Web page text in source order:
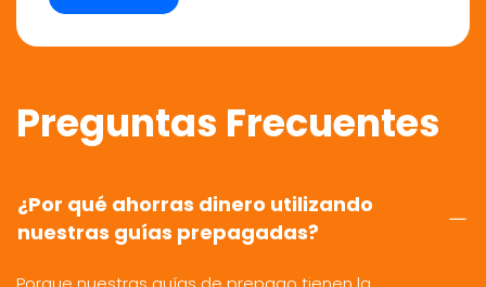
Preguntas Frecuentes
¿Por qué ahorras dinero utilizando
nuestras guías prepagadas?